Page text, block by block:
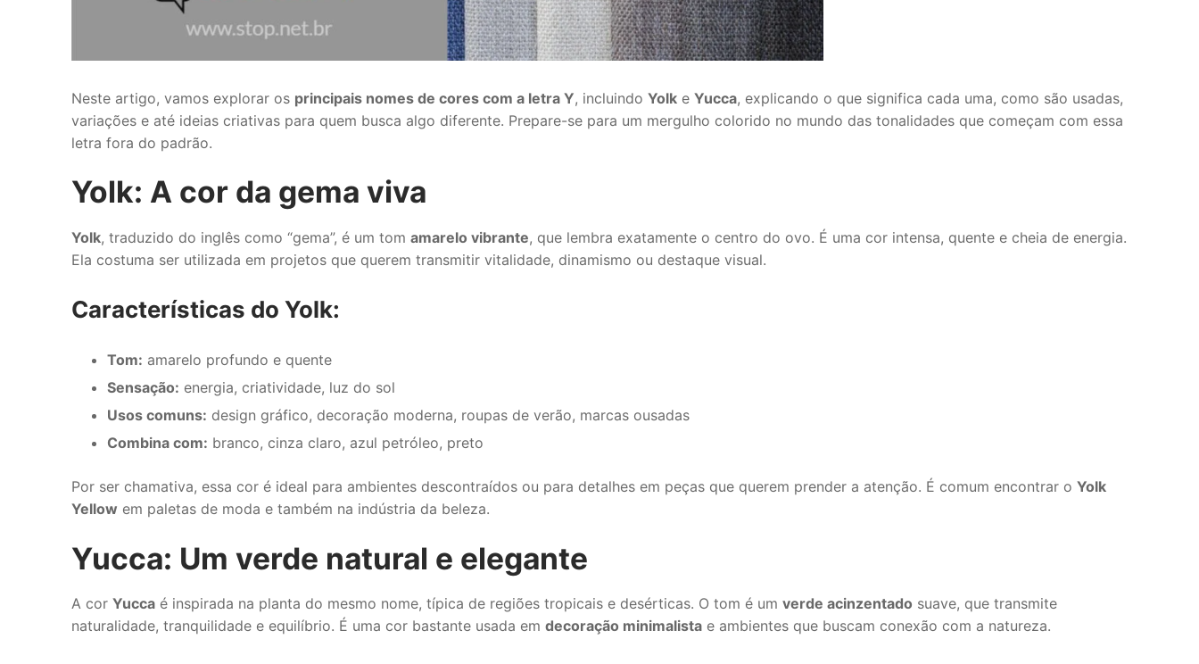
Neste artigo, vamos explorar os principais nomes de cores com a letra Y, incluindo Yolk e Yucca, explicando o que significa cada uma, como são usadas,
variações e até ideias criativas para quem busca algo diferente. Prepare-se para um mergulho colorido no mundo das tonalidades que começam com essa
letra fora do padrão.
Yolk: A cor da gema viva
Yolk, traduzido do inglês como “gema”, é um tom amarelo vibrante, que lembra exatamente o centro do ovo. É uma cor intensa, quente e cheia de energia.
Ela costuma ser utilizada em projetos que querem transmitir vitalidade, dinamismo ou destaque visual.
Características do Yolk:
Tom: amarelo profundo e quente
Sensação: energia, criatividade, luz do sol
Usos comuns: design gráfico, decoração moderna, roupas de verão, marcas ousadas
Combina com: branco, cinza claro, azul petróleo, preto
Por ser chamativa, essa cor é ideal para ambientes descontraídos ou para detalhes em peças que querem prender a atenção. É comum encontrar o Yolk
Yellow em paletas de moda e também na indústria da beleza.
Yucca: Um verde natural e elegante
A cor Yucca é inspirada na planta do mesmo nome, típica de regiões tropicais e desérticas. O tom é um verde acinzentado suave, que transmite
naturalidade, tranquilidade e equilíbrio. É uma cor bastante usada em decoração minimalista e ambientes que buscam conexão com a natureza.